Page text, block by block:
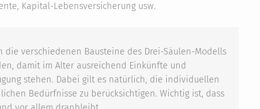
Kapital-Lebensversicherung usw.
die verschiedenen Bausteine des Drei-Säulen-Modells
damit im Alter ausreichend Einkünfte und
stehen. Dabei gilt es natürlich, die individuellen
Bedürfnisse zu berücksichtigen. Wichtig ist, dass